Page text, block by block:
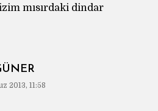
mısırdaki dindar
2013, 11:58